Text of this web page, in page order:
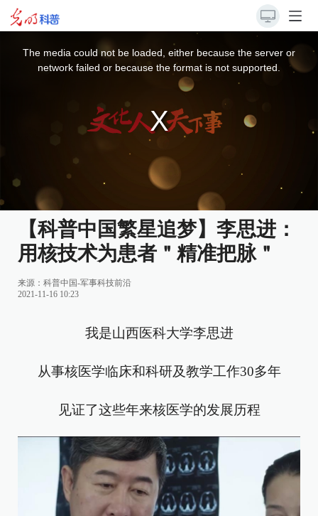
The media could not be loaded, either because the server or
network failed or because the format is not supported.
【科普中国繁星追梦】李思进：
用核技术为患者＂精准把脉＂
来源： 科普中国-军事科技前沿
2021-11-16 10:23
我是山西医科大学李思进
从事核医学临床和科研及教学工作30多年
见证了这些年来核医学的发展历程